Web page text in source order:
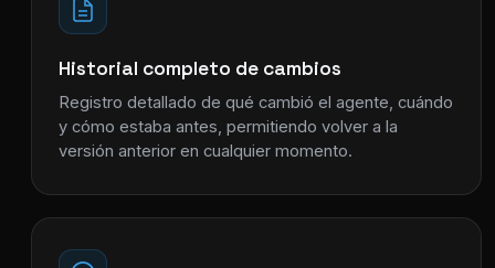
Historial completo de cambios
Registro detallado de qué cambió el agente, cuándo
y cómo estaba antes, permitiendo volver a la
versión anterior en cualquier momento.